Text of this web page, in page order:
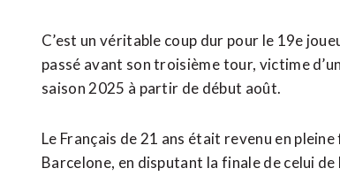
C’est un véritable coup dur pour le 19e
passé avant son troisième ⁠tour, victime
saison 2025 à partir de début août.
Le Français de 21 ans était revenu en
Barcelone, en disputant ⁠la ‌finale de celui